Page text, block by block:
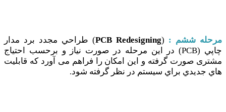
مرحله ششم : (
PCB Redesigning) طراحي مجدد برد مدار
چاپي (PCB) در اين مرحله در صورت نياز و برحسب احتياج
مشتری صورت گرفته و اين امكان را فراهم می آورد که قابليت
هاي جديدي براي سيستم در نظر گرفته شود.